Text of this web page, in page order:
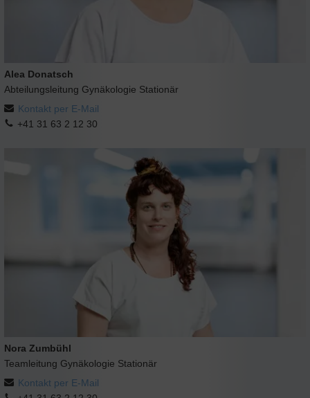
Alea Donatsch
Abteilungsleitung Gynäkologie Stationär
Kontakt per E-Mail
+41 31 63 2 12 30
Nora Zumbühl
Teamleitung Gynäkologie Stationär
Kontakt per E-Mail